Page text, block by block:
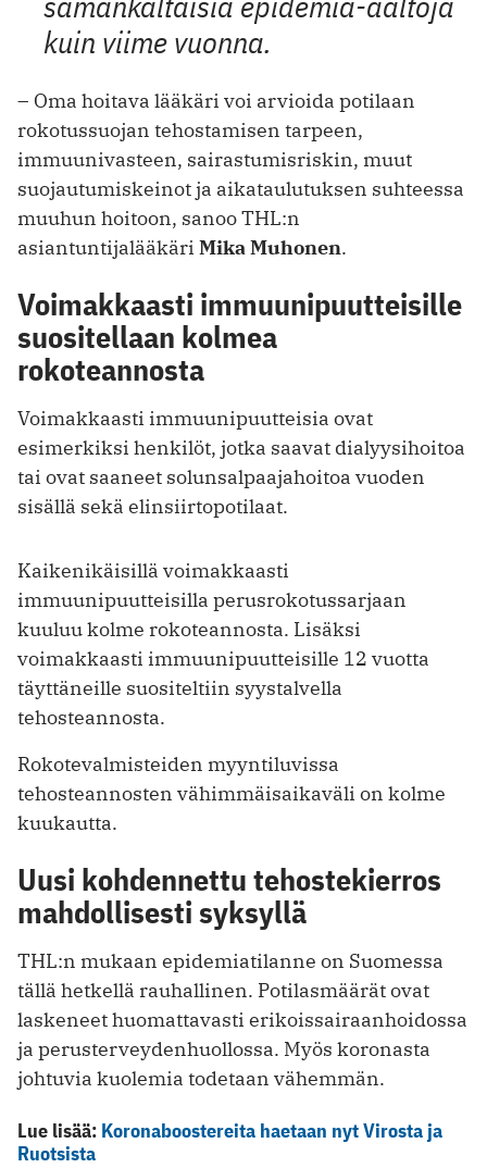
kuin viime vuonna.
– Oma hoitava lääkäri voi arvioida potilaan
rokotussuojan tehostamisen tarpeen,
immuunivasteen, sairastumisriskin, muut
suojautumiskeinot ja aikataulutuksen suhteessa
muuhun hoitoon, sanoo THL:n
asiantuntijalääkäri Mika Muhonen.
Voimakkaasti immuunipuutteisille
suositellaan kolmea
rokoteannosta
Voimakkaasti immuunipuutteisia ovat
esimerkiksi henkilöt, jotka saavat dialyysihoitoa
tai ovat saaneet solunsalpaajahoitoa vuoden
sisällä sekä elinsiirtopotilaat.
Kaikenikäisillä voimakkaasti
immuunipuutteisilla perusrokotussarjaan
kuuluu kolme rokoteannosta. Lisäksi
voimakkaasti immuunipuutteisille 12 vuotta
täyttäneille suositeltiin syystalvella
tehosteannosta.
Rokotevalmisteiden myyntiluvissa
tehosteannosten vähimmäisaikaväli on kolme
kuukautta.
Uusi kohdennettu tehostekierros
mahdollisesti syksyllä
THL:n mukaan epidemiatilanne on Suomessa
tällä hetkellä rauhallinen. Potilasmäärät ovat
laskeneet huomattavasti erikoissairaanhoidossa
ja perusterveydenhuollossa. Myös koronasta
johtuvia kuolemia todetaan vähemmän.
Lue lisää: Koronaboostereita haetaan nyt Virosta ja
Ruotsista